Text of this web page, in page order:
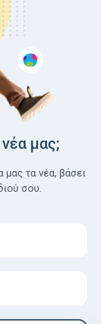
μας;
τα νέα, βάσει
σου.